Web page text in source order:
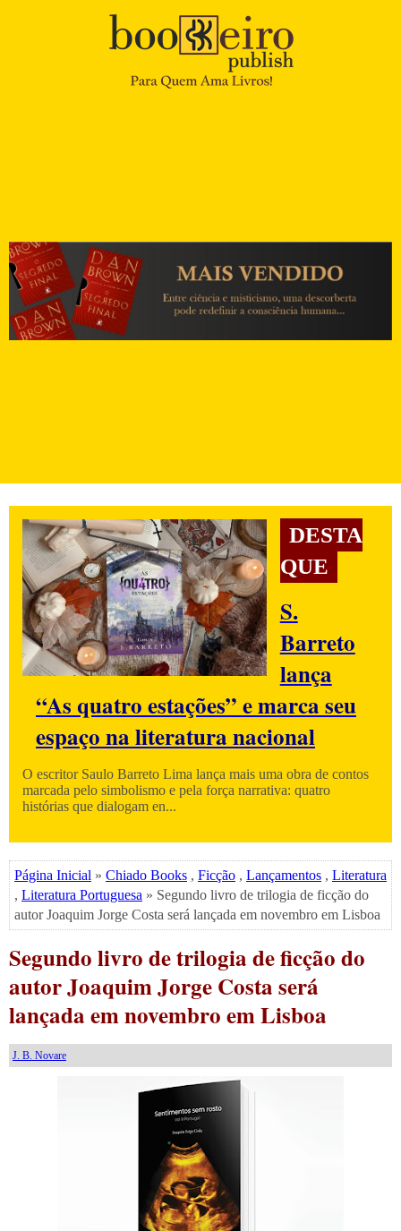
DESTA
QUE
S.
Barreto
lança
“As quatro estações” e marca seu
espaço na literatura nacional
O escritor Saulo Barreto Lima lança mais uma obra de contos
marcada pelo simbolismo e pela força narrativa: quatro
histórias que dialogam en...
Página Inicial » Chiado Books , Ficção , Lançamentos , Literatura
, Literatura Portuguesa » Segundo livro de trilogia de ficção do
autor Joaquim Jorge Costa será lançada em novembro em Lisboa
Segundo livro de trilogia de ficção do
autor Joaquim Jorge Costa será
lançada em novembro em Lisboa
J. B. Novare